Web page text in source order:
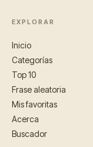
EXPLORAR
Inicio
Categorías
Top 10
Frase aleatoria
Mis favoritas
Acerca
Buscador